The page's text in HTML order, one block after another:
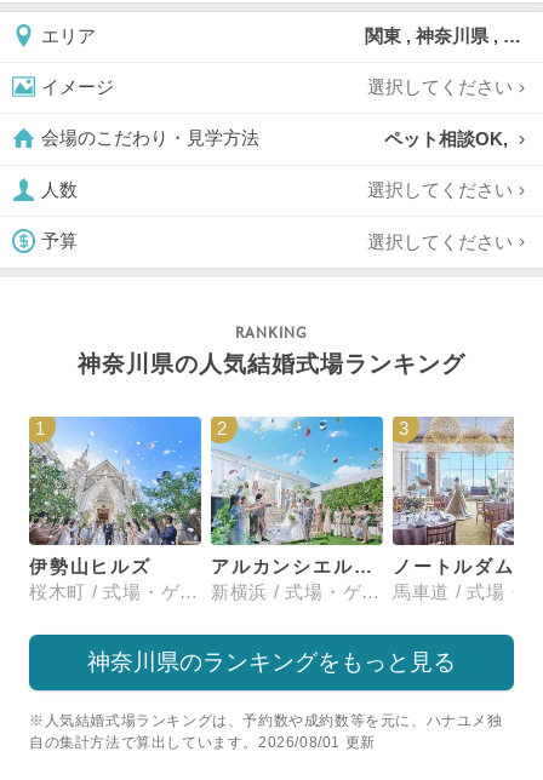
エリア 関東 , 神奈川県 , みなとみらい
イメージ 選択してください
会場のこだわり・見学方法 ペット相談OK,
人数 選択してください
予算 選択してください
神奈川県の人気結婚式場ランキング
1
伊勢山ヒルズ
桜木町 / 式場・ゲストハウス
2
アルカンシエル横浜 luxemariage
新横浜 / 式場・ゲストハウス
3
神奈川県のランキングをもっと見る
※人気結婚式場ランキングは、予約数や成約数等を元に、ハナユメ独
自の集計方法で算出しています。2026/08/01 更新